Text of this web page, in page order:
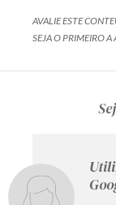
AVALIE ESTE
SEJA O PRIMEIRO A